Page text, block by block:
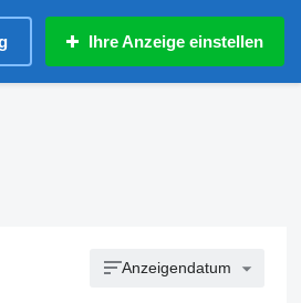
Ihre Anzeige einstellen
Anzeigendatum